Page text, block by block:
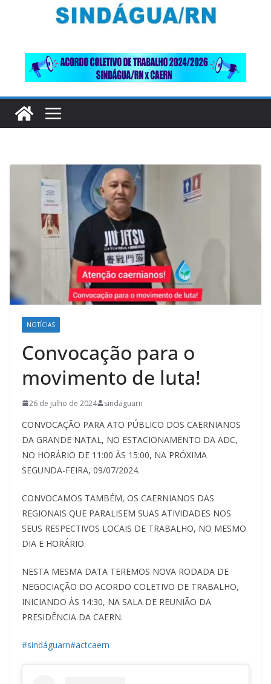
NOTÍCIAS
Convocação para o
movimento de luta!
26 de julho de 2024 sindaguarn
CONVOCAÇÃO PARA ATO PÚBLICO DOS CAERNIANOS
DA GRANDE NATAL, NO ESTACIONAMENTO DA ADC,
NO HORÁRIO DE 11:00 ÀS 15:00, NA PRÓXIMA
SEGUNDA-FEIRA, 09/07/2024.
CONVOCAMOS TAMBÉM, OS CAERNIANOS DAS
REGIONAIS QUE PARALISEM SUAS ATIVIDADES NOS
SEUS RESPECTIVOS LOCAIS DE TRABALHO, NO MESMO
DIA E HORÁRIO.
NESTA MESMA DATA TEREMOS NOVA RODADA DE
NEGOCIAÇÃO DO ACORDO COLETIVO DE TRABALHO,
INICIANDO ÀS 14:30, NA SALA DE REUNIÃO DA
PRESIDÊNCIA DA CAERN.
#sindáguarn#actcaern